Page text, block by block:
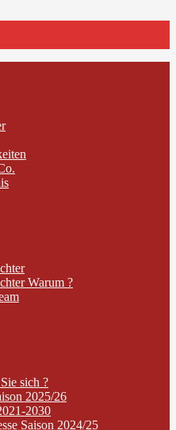
Warum ?
sich ?
2025/26
2030
Saison 2024/25